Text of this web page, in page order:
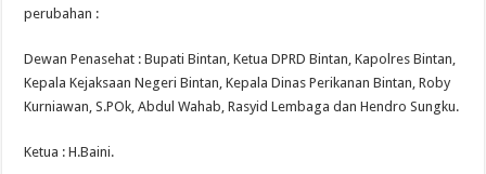
perubahan :
Dewan Penasehat : Bupati Bintan, Ketua DPRD Bintan, Kapolres Bintan,
Kepala Kejaksaan Negeri Bintan, Kepala Dinas Perikanan Bintan, Roby
Kurniawan, S.POk, Abdul Wahab, Rasyid Lembaga dan Hendro Sungku.
Ketua : H.Baini.